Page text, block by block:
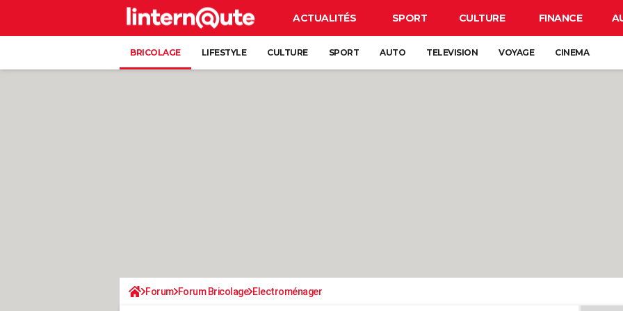
ACTUALITÉS SPORT CULTURE FINANCE
BRICOLAGE LIFESTYLE CULTURE SPORT AUTO TELEVISION VOYAGE CINEMA
Forum Forum Bricolage Electroménager